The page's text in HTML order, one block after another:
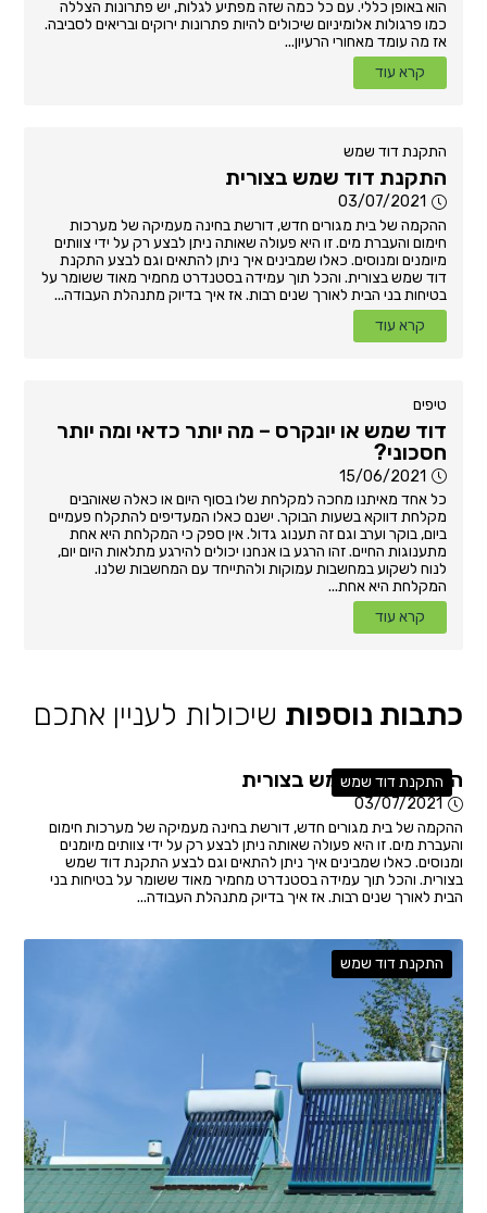
הוא באופן כללי. עם כל כמה שזה מפתיע לגלות, יש פתרונות הצללה
כמו פרגולות אלומיניום שיכולים להיות פתרונות ירוקים ובריאים לסביבה.
אז מה עומד מאחורי הרעיון...
קרא עוד
התקנת דוד שמש
התקנת דוד שמש בצורית
03/07/2021
ההקמה של בית מגורים חדש, דורשת בחינה מעמיקה של מערכות
חימום והעברת מים. זו היא פעולה שאותה ניתן לבצע רק על ידי צוותים
מיומנים ומנוסים. כאלו שמבינים איך ניתן להתאים וגם לבצע התקנת
דוד שמש בצורית. והכל תוך עמידה בסטנדרט מחמיר מאוד ששומר על
בטיחות בני הבית לאורך שנים רבות. אז איך בדיוק מתנהלת העבודה...
קרא עוד
טיפים
דוד שמש או יונקרס – מה יותר כדאי ומה יותר
חסכוני?
15/06/2021
כל אחד מאיתנו מחכה למקלחת שלו בסוף היום או כאלה שאוהבים
מקלחת דווקא בשעות הבוקר. ישנם כאלו המעדיפים להתקלח פעמיים
ביום, בוקר וערב וגם זה תענוג גדול. אין ספק כי המקלחת היא אחת
מתענוגות החיים. זהו הרגע בו אנחנו יכולים להירגע מתלאות היום יום,
לנוח לשקוע במחשבות עמוקות ולהתייחד עם המחשבות שלנו.
המקלחת היא אחת...
קרא עוד
כתבות נוספות שיכולות לעניין אתכם
התקנת דוד שמש
התקנת דוד שמש בצורית
03/07/2021
ההקמה של בית מגורים חדש, דורשת בחינה מעמיקה של מערכות חימום
והעברת מים. זו היא פעולה שאותה ניתן לבצע רק על ידי צוותים מיומנים
ומנוסים. כאלו שמבינים איך ניתן להתאים וגם לבצע התקנת דוד שמש
בצורית. והכל תוך עמידה בסטנדרט מחמיר מאוד ששומר על בטיחות בני
הבית לאורך שנים רבות. אז איך בדיוק מתנהלת העבודה...
התקנת דוד שמש